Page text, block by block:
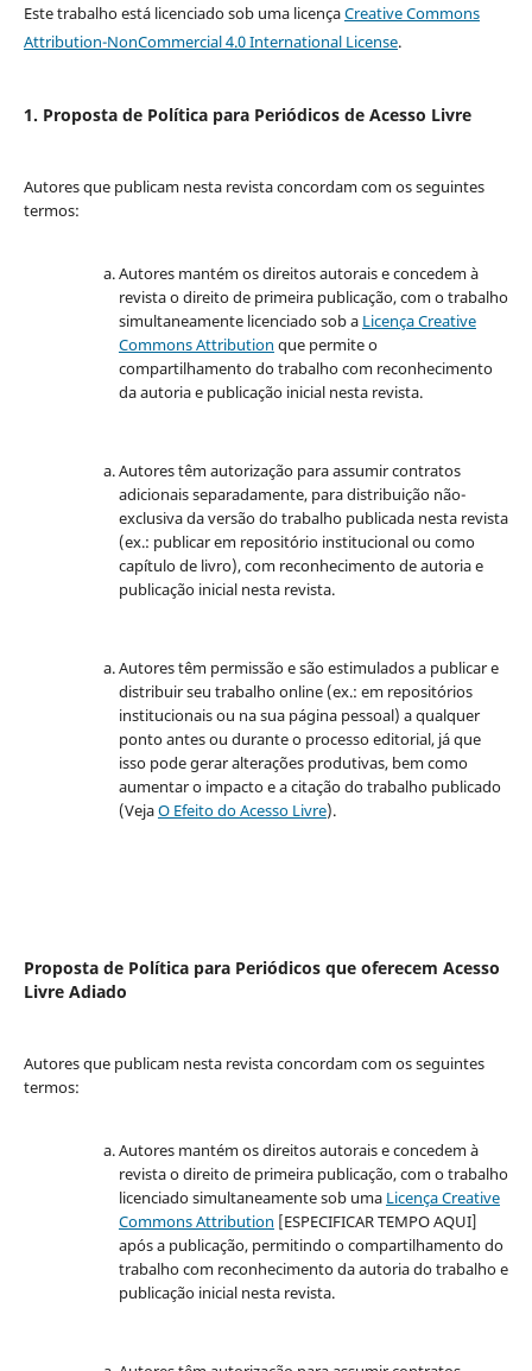
Este trabalho está licenciado sob uma licençaCreative Commons
Attribution-NonCommercial 4.0 International License.
1. Proposta de Política para Periódicos de Acesso Livre
Autores que publicam nesta revista concordam com os seguintes
termos:
Autores mantém os direitos autorais e concedem à
revista o direito de primeira publicação, com o trabalho
simultaneamente licenciado sob a Licença Creative
Commons Attribution que permite o
compartilhamento do trabalho com reconhecimento
da autoria e publicação inicial nesta revista.
Autores têm autorização para assumir contratos
adicionais separadamente, para distribuição não-
exclusiva da versão do trabalho publicada nesta revista
(ex.: publicar em repositório institucional ou como
capítulo de livro), com reconhecimento de autoria e
publicação inicial nesta revista.
Autores têm permissão e são estimulados a publicar e
distribuir seu trabalho online (ex.: em repositórios
institucionais ou na sua página pessoal) a qualquer
ponto antes ou durante o processo editorial, já que
isso pode gerar alterações produtivas, bem como
aumentar o impacto e a citação do trabalho publicado
(VejaO Efeito do Acesso Livre).
Proposta de Política para Periódicos que oferecem Acesso
Livre Adiado
Autores que publicam nesta revista concordam com os seguintes
termos:
Autores mantém os direitos autorais e concedem à
revista o direito de primeira publicação, com o trabalho
licenciado simultaneamente sob uma Licença Creative
Commons Attribution [ESPECIFICAR TEMPO AQUI]
após a publicação, permitindo o compartilhamento do
trabalho com reconhecimento da autoria do trabalho e
publicação inicial nesta revista.